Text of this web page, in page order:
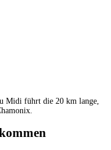
Midi führt die 20 km lange,